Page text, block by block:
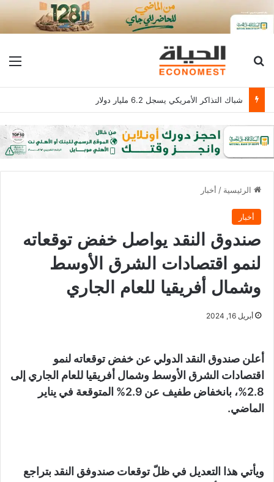
بحث عن
شباك التذاكر الأمريكي يسجل 6.2 مليار دولار
الرئيسية / أخبار
أخبار
صندوق النقد يواصل خفض توقعاته
لنمو اقتصادات الشرق الأوسط
وشمال أفريقيا للعام الجاري
أبريل 16, 2024
أعلن صندوق النقد الدولي عن خفض توقعاته لنمو
اقتصادات الشرق الأوسط وشمال أفريقيا للعام الجاري إلى
2.8%، بانخفاض طفيف عن 2.9% المتوقعة في يناير
الماضي.
ويأتي هذا التعديل في ظلّ توقعات صندوفق النقد بتراجع